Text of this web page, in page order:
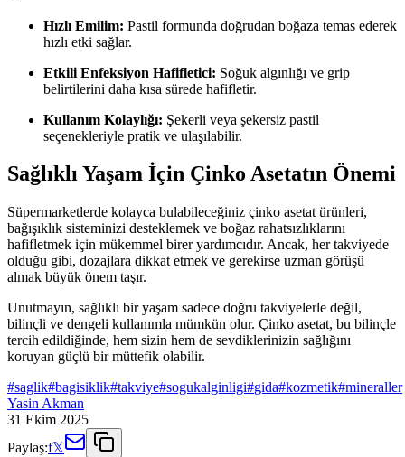
Hızlı Emilim: Pastil formunda doğrudan boğaza temas ederek
hızlı etki sağlar.
Etkili Enfeksiyon Hafifletici: Soğuk algınlığı ve grip
belirtilerini daha kısa sürede hafifletir.
Kullanım Kolaylığı: Şekerli veya şekersiz pastil
seçenekleriyle pratik ve ulaşılabilir.
Sağlıklı Yaşam İçin Çinko Asetatın Önemi
Süpermarketlerde kolayca bulabileceğiniz çinko asetat ürünleri,
bağışıklık sisteminizi desteklemek ve boğaz rahatsızlıklarını
hafifletmek için mükemmel birer yardımcıdır. Ancak, her takviyede
olduğu gibi, dozajlara dikkat etmek ve gerekirse uzman görüşü
almak büyük önem taşır.
Unutmayın, sağlıklı bir yaşam sadece doğru takviyelerle değil,
bilinçli ve dengeli kullanımla mümkün olur. Çinko asetat, bu bilinçle
tercih edildiğinde, hem sizin hem de sevdiklerinizin sağlığını
koruyan güçlü bir müttefik olabilir.
#saglik#bagisiklik#takviye#sogukalginligi#gida#kozmetik#mineraller
Yasin Akman
31 Ekim 2025
Paylaş:f𝕏